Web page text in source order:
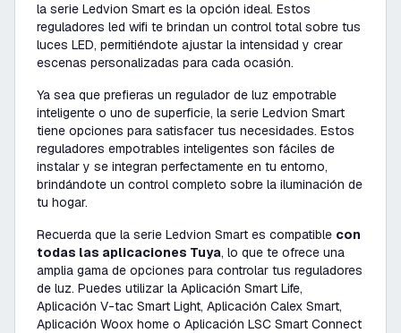
la serie Ledvion Smart es la opción ideal. Estos
reguladores led wifi te brindan un control total sobre tus
luces LED, permitiéndote ajustar la intensidad y crear
escenas personalizadas para cada ocasión.
Ya sea que prefieras un regulador de luz empotrable
inteligente o uno de superficie, la serie Ledvion Smart
tiene opciones para satisfacer tus necesidades. Estos
reguladores empotrables inteligentes son fáciles de
instalar y se integran perfectamente en tu entorno,
brindándote un control completo sobre la iluminación de
tu hogar.
Recuerda que la serie Ledvion Smart es compatible con
todas las aplicaciones Tuya, lo que te ofrece una
amplia gama de opciones para controlar tus reguladores
de luz. Puedes utilizar la Aplicación Smart Life,
Aplicación V-tac Smart Light, Aplicación Calex Smart,
Aplicación Woox home o Aplicación LSC Smart Connect